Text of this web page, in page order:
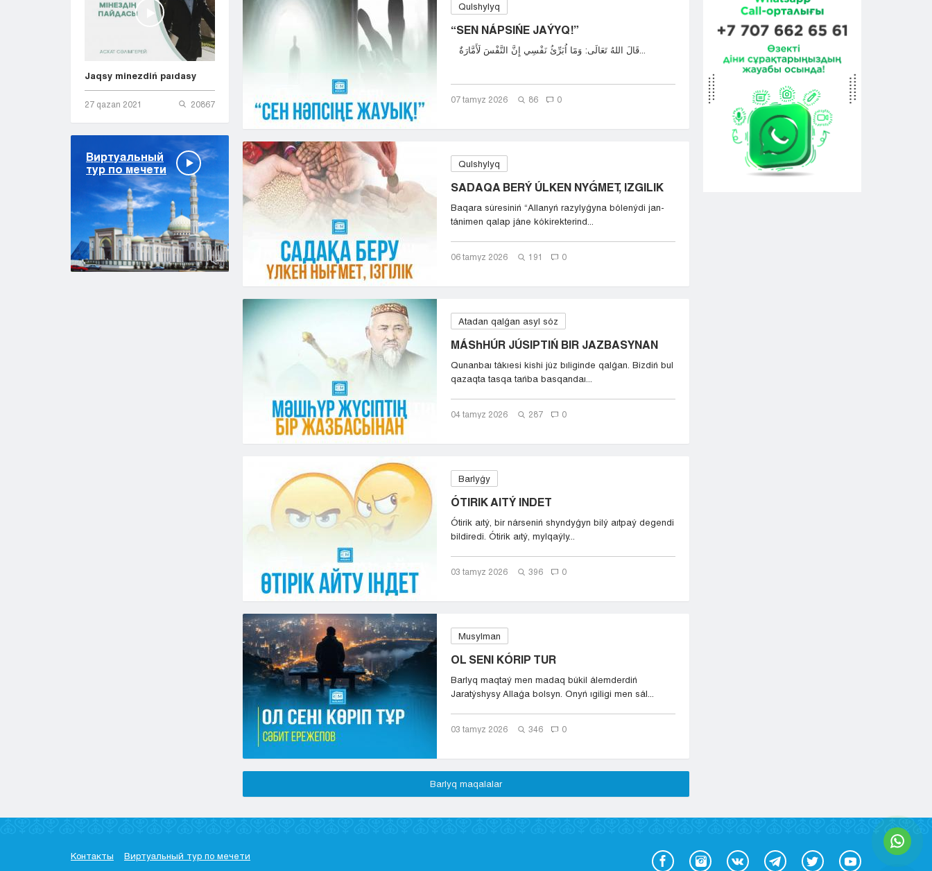
Jaqsy minezdiń paıdasy
27 qazan 2021 20867
Виртуальный
тур по мечети
Qulshylyq
“SEN NÁPSIŃE JAÝYQ!”
قَالَ اللهُ تَعَالَى: وَمَٓا اُبَرِّئُ نَفْسِي إِنَّ النَّفْسَ لَأَمَّارَةٌ...
07 tamyz 2026 86 0
Qulshylyq
SADAQA BERÝ ÚLKEN NYǴMET, IZGILIK
Baqara súresiniń “Allanyń razylyǵyna bólenýdi jan-
tánimen qalap jáne kókirekterind...
06 tamyz 2026 191 0
Atadan qalǵan asyl sóz
MÁShHÚR JÚSIPTIŃ BIR JAZBASYNAN
Qunanbaı tákıesi kishi júz bıliginde qalǵan. Bizdiń bul
qazaqta tasqa tańba basqandaı...
04 tamyz 2026 287 0
Barlyǵy
ÓTIRIK AITÝ INDET
Ótirik aıtý, bir nárseniń shyndyǵyn bilý aıtpaý degendi
bildiredi. Ótirik aıtý, mylqaýly...
03 tamyz 2026 396 0
Musylman
OL SENI KÓRIP TUR
Barlyq maqtaý men madaq búkil álemderdiń
Jaratýshysy Allaǵa bolsyn. Onyń ıgiligi men sál...
03 tamyz 2026 346 0
Barlyq maqalalar
Контакты Виртуальный тур по мечети